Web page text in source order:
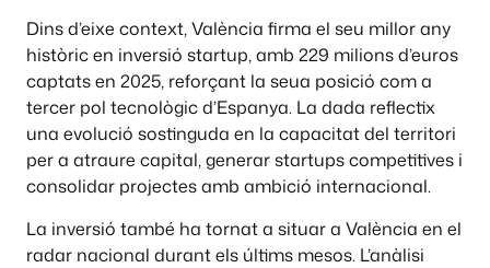
Dins d’eixe context, València firma el seu millor any
històric en inversió startup, amb 229 milions d’euros
captats en 2025, reforçant la seua posició com a
tercer pol tecnològic d’Espanya. La dada reflectix
una evolució sostinguda en la capacitat del territori
per a atraure capital, generar startups competitives i
consolidar projectes amb ambició internacional.
La inversió també ha tornat a situar a València en el
radar nacional durant els últims mesos. L’anàlisi